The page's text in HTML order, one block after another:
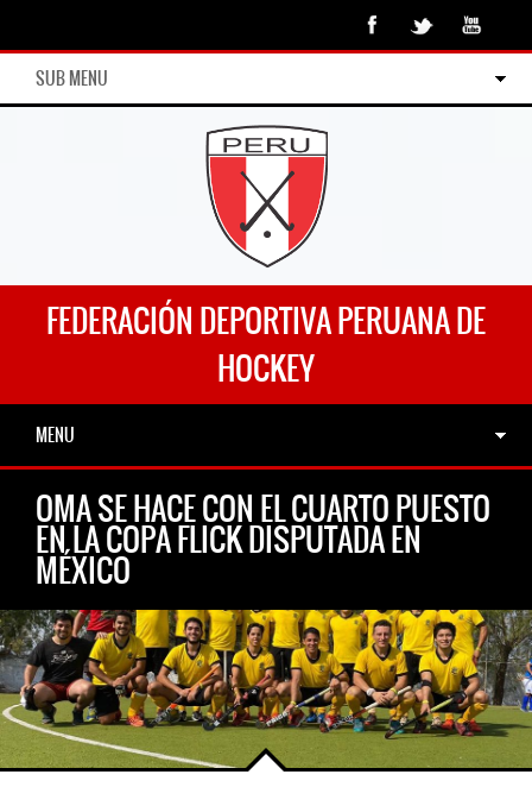
SUB MENU
FEDERACIÓN DEPORTIVA PERUANA DE
HOCKEY
MENU
OMA SE HACE CON EL CUARTO PUESTO
EN LA COPA FLICK DISPUTADA EN
MÉXICO